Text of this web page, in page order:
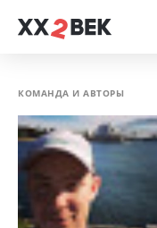
КОМАНДА И АВТОРЫ